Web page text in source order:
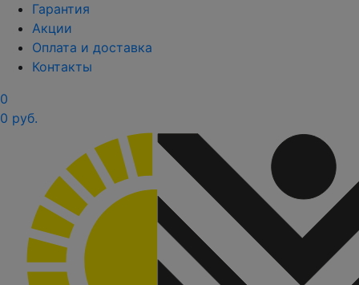
Гарантия
Акции
Оплата и доставка
Контакты
0
0 руб.